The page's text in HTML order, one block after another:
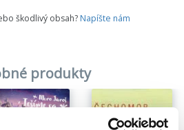
šťastia tejto zemi
List Ježiškovi
vedľa anjelička
ukradol sneh?
škodlivý obsah? Napíšte nám
produkty